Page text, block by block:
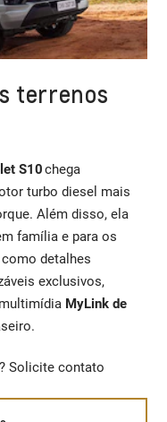
terrenos
S10chega
turbo diesel mais
Além disso, ela
família e para os
detalhes
exclusivos,
MyLink de
? Solicite contato